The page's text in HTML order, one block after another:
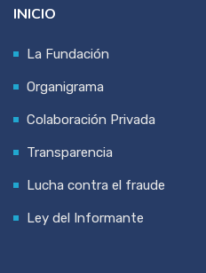
INICIO
La Fundación
Organigrama
Colaboración Privada
Transparencia
Lucha contra el fraude
Ley del Informante